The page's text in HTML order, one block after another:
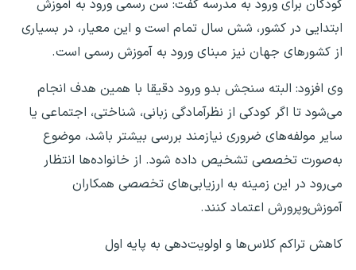
کودکان برای ورود به مدرسه گفت: سن رسمی ورود به آموزش
ابتدایی در کشور، شش سال تمام است و این معیار، در بسیاری
از کشورهای جهان نیز مبنای ورود به آموزش رسمی است.
وی افزود: البته سنجش بدو ورود دقیقا با همین هدف انجام
می‌شود تا اگر کودکی از نظرآمادگی زبانی، شناختی، اجتماعی یا
سایر مولفه‌های ضروری نیازمند بررسی بیشتر باشد، موضوع
به‌صورت تخصصی تشخیص داده شود. از خانواده‌ها انتظار
می‌رود در این زمینه به ارزیابی‌های تخصصی همکاران
آموزش‌وپرورش اعتماد کنند.
کاهش تراکم کلاس‌ها و اولویت‌دهی به پایه اول